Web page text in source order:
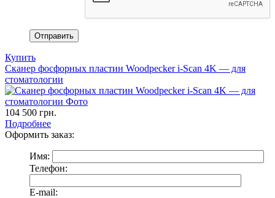
Купить
Сканер фосфорных пластин Woodpecker i-Scan 4K — для
стоматологии
104 500 грн.
Подробнее
Оформить заказ:
Имя:
Телефон:
E-mail: